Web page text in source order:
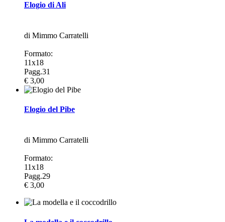
Elogio di Ali
di Mimmo Carratelli
Formato:
11x18
Pagg.31
€ 3,00
Elogio del Pibe
di Mimmo Carratelli
Formato:
11x18
Pagg.29
€ 3,00